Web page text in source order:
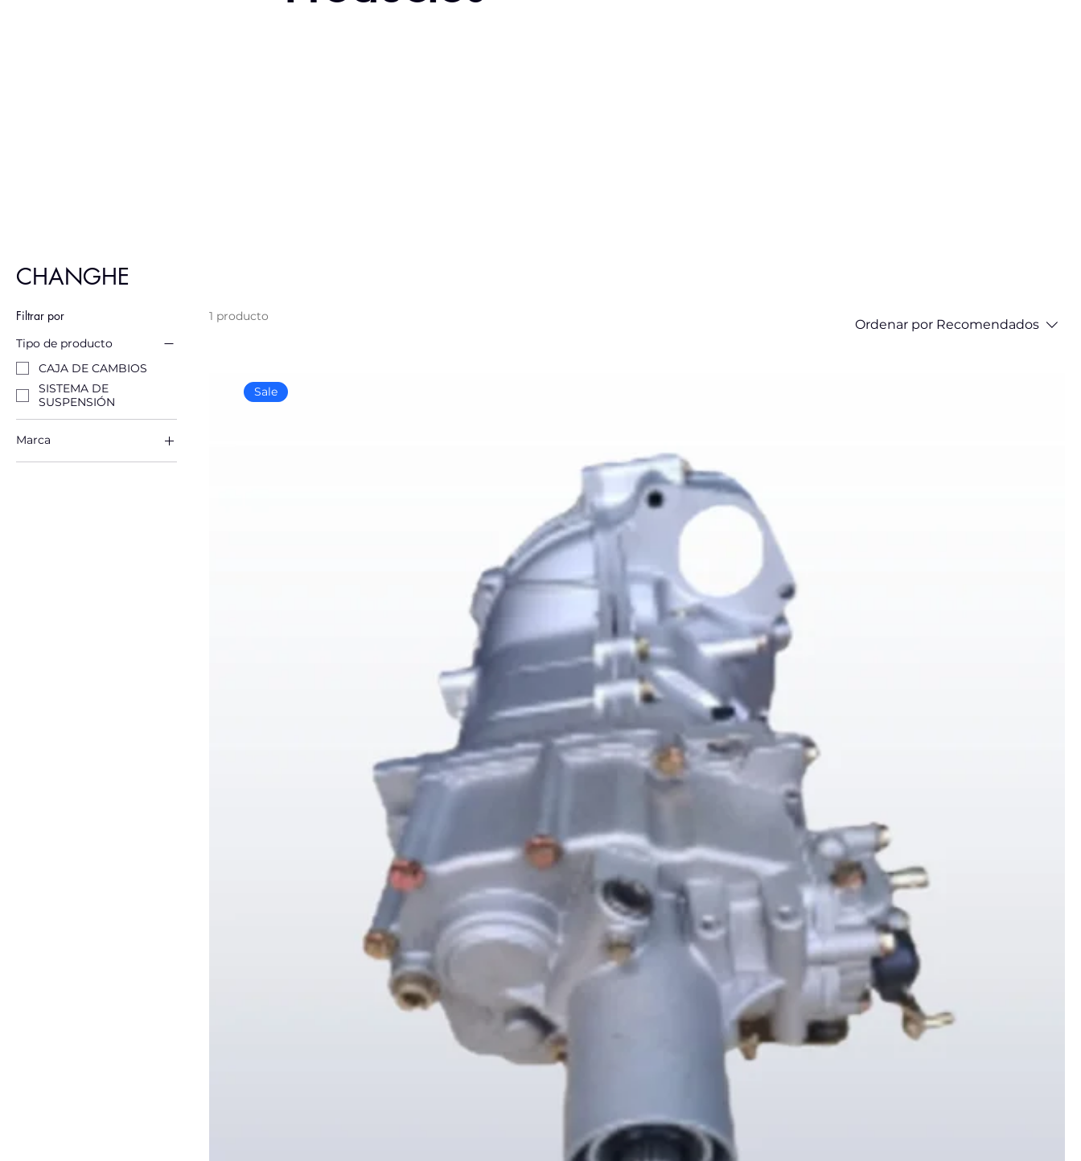
CHANGHE
Filtrar por
Tipo de producto
CAJA DE CAMBIOS
SISTEMA DE
SUSPENSIÓN
Marca
CHANGHE
1 producto
Ordenar por Recomendados
Sale